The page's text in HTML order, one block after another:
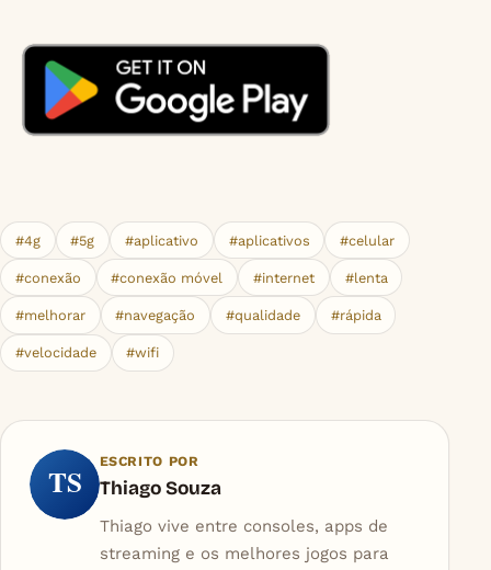
#4g #5g #aplicativo #aplicativos #celular
#conexão #conexão móvel #internet #lenta
#melhorar #navegação #qualidade #rápida
#velocidade #wifi
TS
ESCRITO POR
Thiago Souza
Thiago vive entre consoles, apps de
streaming e os melhores jogos para